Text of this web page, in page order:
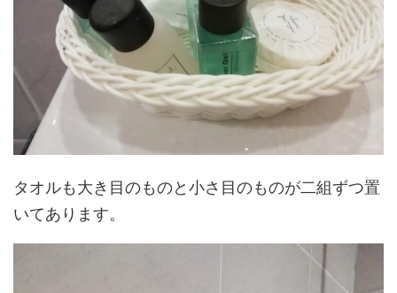
タオルも大き目のものと小さ目のものが二組ずつ置
いてあります。